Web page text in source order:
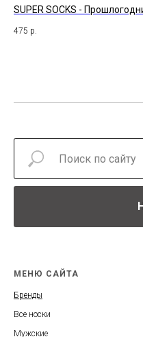
SUPER SOCKS -
475 р.
МЕНЮ САЙТА
Бренды
Все носки
Мужские